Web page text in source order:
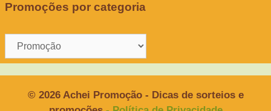
Promoções por categoria
Promoções
por
© 2026 Achei Promoção - Dicas de sorteios e